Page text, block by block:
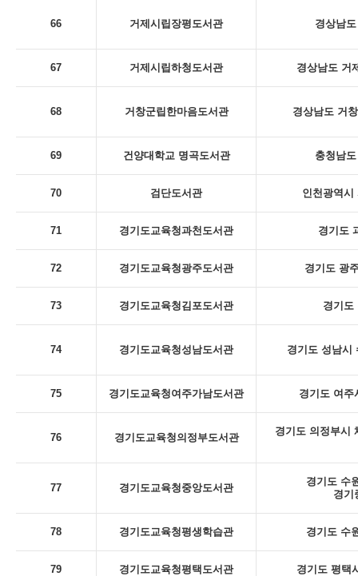
66 거제시립장평도서관 경상남
67 거제시립하청도서관 경상남도 거
68 거창군립한마음도서관 경상남도 거
69 건양대학교 명곡도서관 충청남
70 검단도서관 인천광역시
71 경기도교육청과천도서관 경기도
72 경기도교육청광주도서관 경기도 광
73 경기도교육청김포도서관 경기도
74 경기도교육청성남도서관 경기도 성남시
75 경기도교육청여주가남도서관 경기도 여주
76 경기도교육청의정부도서관
경기도 의정부시
77 경기도교육청중앙도서관
경기도 수
경기
78 경기도교육청평생학습관 경기도 수
79 경기도교육청평택도서관 경기도 평택